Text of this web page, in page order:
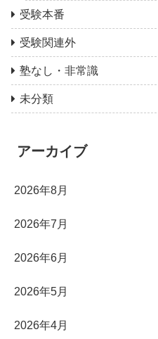
受験本番
受験関連外
塾なし・非常識
未分類
アーカイブ
2026年8月
2026年7月
2026年6月
2026年5月
2026年4月